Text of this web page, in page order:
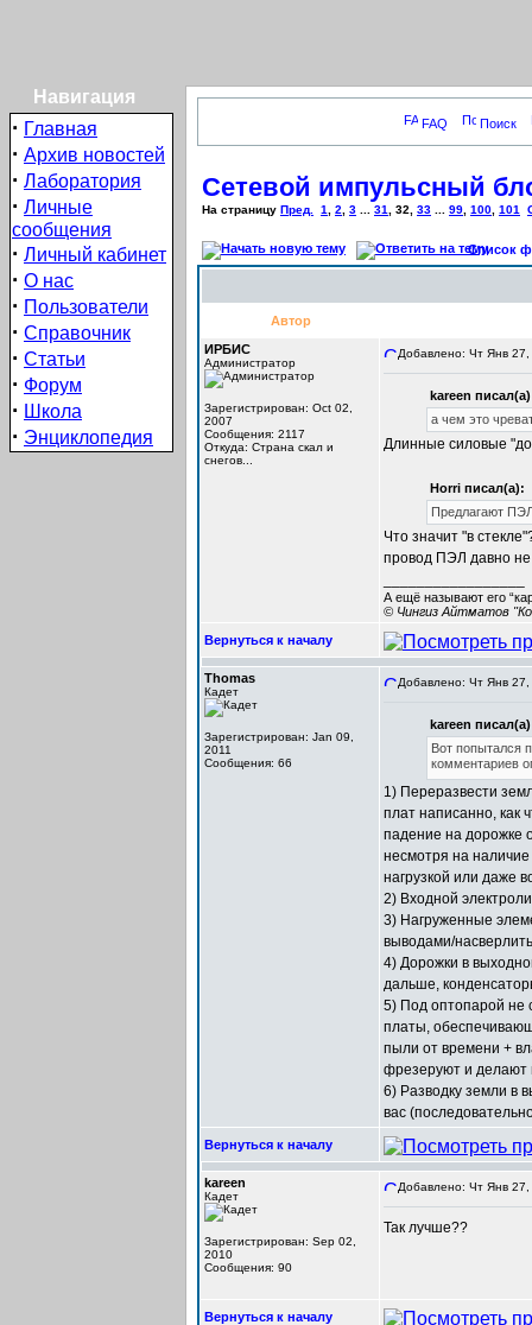
Навигация
· Главная
· Архив новостей
· Лаборатория
· Личные
сообщения
· Личный кабинет
· О нас
· Пользователи
· Справочник
· Статьи
· Форум
· Школа
· Энциклопедия
FAQ Поиск
Сетевой импульсный
На страницу Пред. 1 2 3 31 32 33 99 100 101
Список
Автор
ИРБИС
Администратор
Зарегистрирован: Oct 02,
2007
Сообщения: 2117
Откуда: Cтрана скал и
снегов...
Добавлено: Чт Янв
kareen
а чем это
Длинные силовые
Horri писал(а):
Предлагают
Что значит "в
провод ПЭЛ давно не
А ещё называют его
© Чингиз Айтматов
Вернуться к началу
Thomas
Кадет
Зарегистрирован: Jan 09,
2011
Сообщения: 66
Добавлено: Чт Янв
kareen
Вот попытался
комментариев
1) Переразвести
плат написанно, как
падение на дорожке
несмотря на
нагрузкой или даже
2) Входной
3) Нагруженные
выводами/
4) Дорожки в
дальше,
5) Под оптопарой не
платы,
пыли от времени +
фрезеруют и делают
6) Разводку земли в
вас
Вернуться к началу
kareen
Кадет
Зарегистрирован: Sep 02,
2010
Сообщения: 90
Добавлено: Чт Янв
Так лучше??
Вернуться к началу